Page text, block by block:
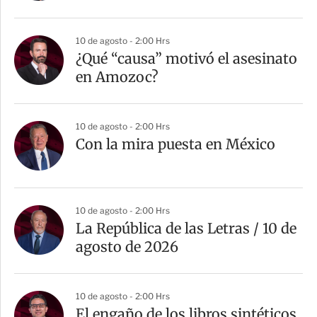
10 de agosto - 2:00 Hrs
¿Qué “causa” motivó el asesinato
en Amozoc?
10 de agosto - 2:00 Hrs
Con la mira puesta en México
10 de agosto - 2:00 Hrs
La República de las Letras / 10 de
agosto de 2026
10 de agosto - 2:00 Hrs